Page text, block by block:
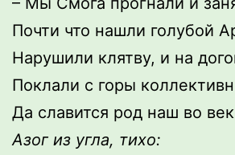
Почти что нашли голубой
Нарушили клятву, и на
Поклали с горы
Да славится род наш во
Азог из угла, тихо: